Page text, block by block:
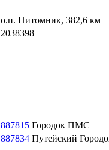
о.п. Питомник, 382,6 км
2038398
887815 Городок ПМС
887834 Путейский